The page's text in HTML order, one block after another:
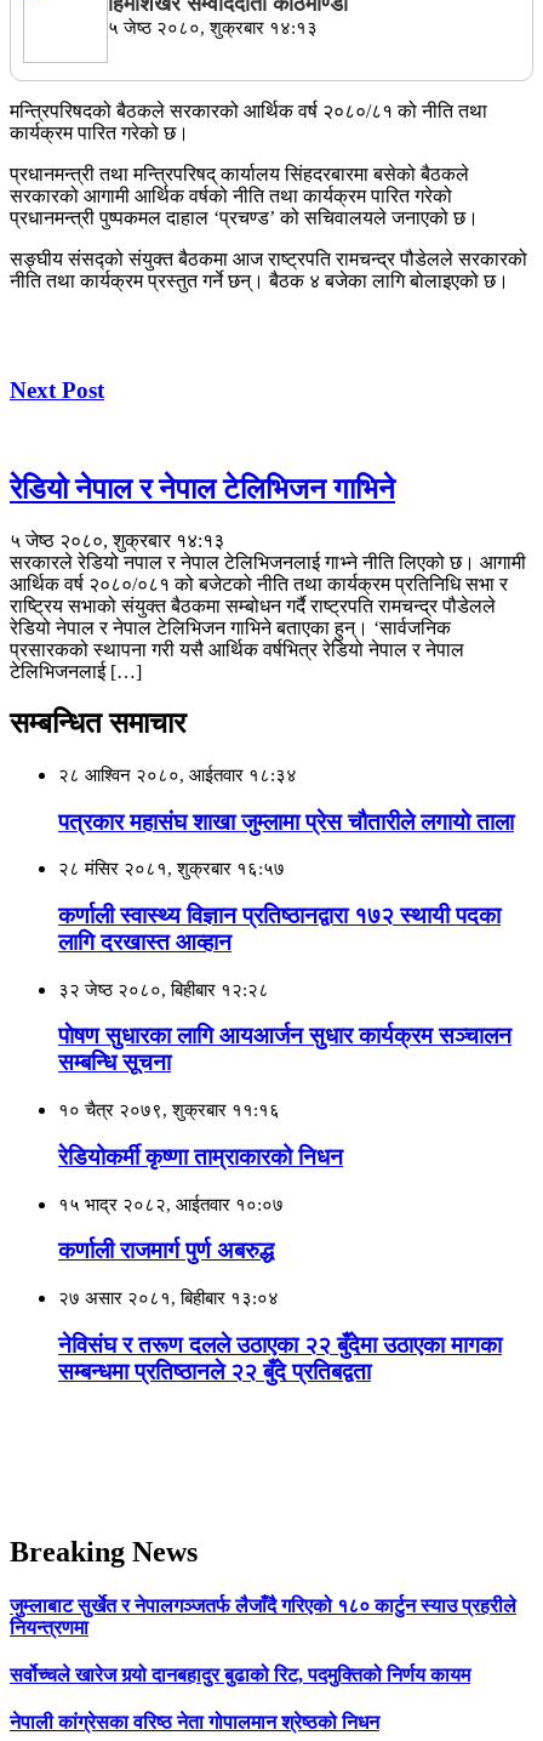
५ जेष्ठ २०८०, शुक्रबार १४:१३
मन्त्रिपरिषदको बैठकले सरकारको आर्थिक वर्ष २०८०/८१ को नीति तथा
कार्यक्रम पारित गरेको छ।
प्रधानमन्त्री तथा मन्त्रिपरिषद् कार्यालय सिंहदरबारमा बसेको बैठकले
सरकारको आगामी आर्थिक वर्षको नीति तथा कार्यक्रम पारित गरेको
प्रधानमन्त्री पुष्पकमल दाहाल ‘प्रचण्ड’ को सचिवालयले जनाएको छ।
सङ्घीय संसद्को संयुक्त बैठकमा आज राष्ट्रपति रामचन्द्र पौडेलले सरकारको
नीति तथा कार्यक्रम प्रस्तुत गर्ने छन्। बैठक ४ बजेका लागि बोलाइएको छ।
Next Post
रेडियो नेपाल र नेपाल टेलिभिजन गाभिने
५ जेष्ठ २०८०, शुक्रबार १४:१३
सरकारले रेडियो नपाल र नेपाल टेलिभिजनलाई गाभ्ने नीति लिएको छ। आगामी
आर्थिक वर्ष २०८०/०८१ को बजेटको नीति तथा कार्यक्रम प्रतिनिधि सभा र
राष्ट्रिय सभाको संयुक्त बैठकमा सम्बोधन गर्दै राष्ट्रपति रामचन्द्र पौडेलले
रेडियो नेपाल र नेपाल टेलिभिजन गाभिने बताएका हुन्। ‘सार्वजनिक
प्रसारकको स्थापना गरी यसै आर्थिक वर्षभित्र रेडियो नेपाल र नेपाल
टेलिभिजनलाई […]
सम्बन्धित समाचार
२८ आश्विन २०८०, आईतवार १८:३४
पत्रकार महासंघ शाखा जुम्लामा प्रेस चौतारीले लगायाे ताला
२८ मंसिर २०८१, शुक्रबार १६:५७
कर्णाली स्वास्थ्य विज्ञान प्रतिष्ठानद्वारा १७२ स्थायी पदका
लागि दरखास्त आव्हान
३२ जेष्ठ २०८०, बिहीबार १२:२८
पाेषण सुधारका लागि आयआर्जन सुधार कार्यक्रम सञ्चालन
सम्बन्धि सूचना
१० चैत्र २०७९, शुक्रबार ११:१६
रेडियोकर्मी कृष्णा ताम्राकारको निधन
१५ भाद्र २०८२, आईतवार १०:०७
कर्णाली राजमार्ग पुर्ण अबरुद्ध
२७ असार २०८१, बिहीबार १३:०४
नेविसंघ र तरूण दलले उठाएका २२ बुँदेमा उठाएका मागका
सम्बन्धमा प्रतिष्ठानले २२ बुँदे प्रतिबद्वता
Breaking News
जुम्लाबाट सुर्खेत र नेपालगञ्जतर्फ लैजाँदै गरिएको १८० कार्टुन स्याउ प्रहरीले
नियन्त्रणमा
सर्वोच्चले खारेज गर्‍यो दानबहादुर बुढाको रिट, पदमुक्तिको निर्णय कायम
नेपाली कांग्रेसका वरिष्ठ नेता गोपालमान श्रेष्ठको निधन